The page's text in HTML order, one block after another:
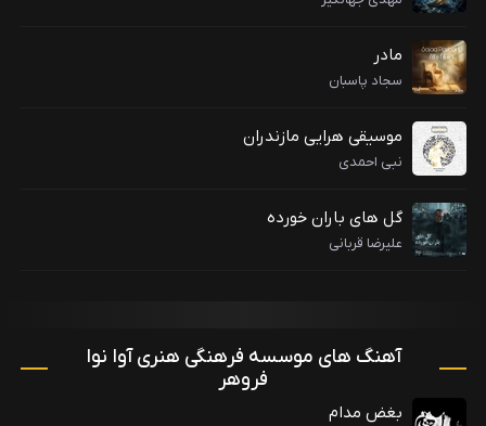
مادر
سجاد پاسبان
موسیقی هرایی مازندران
نبی احمدی
گل های باران خورده
علیرضا قربانی
آهنگ های موسسه فرهنگی هنری آوا نوا
فروهر
بغض مدام